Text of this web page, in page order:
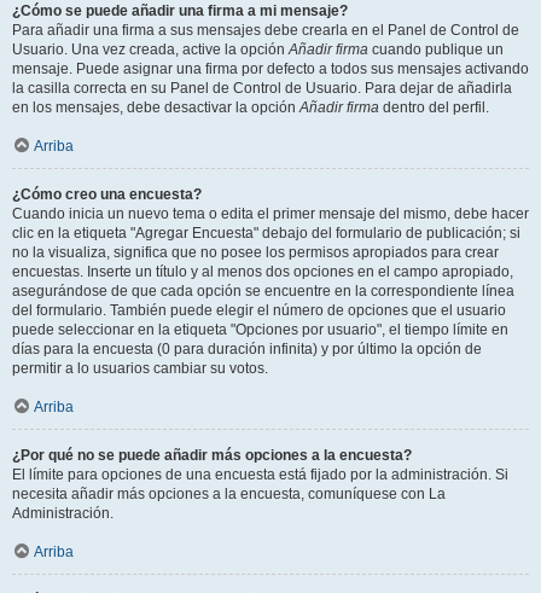
¿Cómo se puede añadir una firma a mi mensaje?
Para añadir una firma a sus mensajes debe crearla en el Panel de Control de
Usuario. Una vez creada, active la opción Añadir firma cuando publique un
mensaje. Puede asignar una firma por defecto a todos sus mensajes activando
la casilla correcta en su Panel de Control de Usuario. Para dejar de añadirla
en los mensajes, debe desactivar la opción Añadir firma dentro del perfil.
Arriba
¿Cómo creo una encuesta?
Cuando inicia un nuevo tema o edita el primer mensaje del mismo, debe hacer
clic en la etiqueta "Agregar Encuesta" debajo del formulario de publicación; si
no la visualiza, significa que no posee los permisos apropiados para crear
encuestas. Inserte un título y al menos dos opciones en el campo apropiado,
asegurándose de que cada opción se encuentre en la correspondiente línea
del formulario. También puede elegir el número de opciones que el usuario
puede seleccionar en la etiqueta "Opciones por usuario", el tiempo límite en
días para la encuesta (0 para duración infinita) y por último la opción de
permitir a lo usuarios cambiar su votos.
Arriba
¿Por qué no se puede añadir más opciones a la encuesta?
El límite para opciones de una encuesta está fijado por la administración. Si
necesita añadir más opciones a la encuesta, comuníquese con La
Administración.
Arriba